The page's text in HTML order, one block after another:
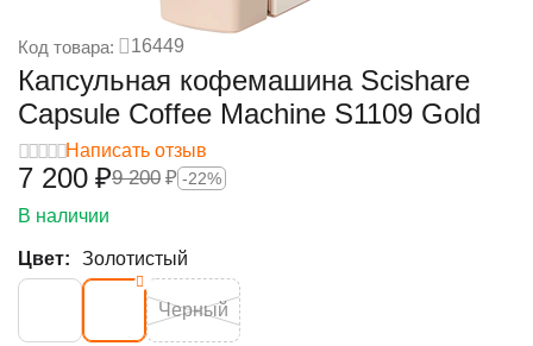
Код товара: 16449
Капсульная кофемашина Scishare
Capsule Coffee Machine S1109 Gold
Написать отзыв
7 200 ₽9 200 ₽ -22%
В наличии
Цвет: Золотистый
Черный